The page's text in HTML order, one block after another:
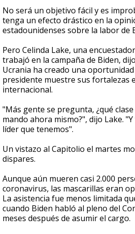
No será un objetivo fácil y es
tenga un efecto drástico en la
estadounidenses sobre la labor de
Pero Celinda Lake, una
trabajó en la campaña de Biden,
Ucrania ha creado una
presidente muestre sus fortalezas
internacional.
"Más gente se pregunta, ¿qué
mando ahora mismo?", dijo Lake.
líder que tenemos".
Un vistazo al Capitolio el martes
dispares.
Aunque aún mueren casi 2.000
coronavirus, las mascarillas eran
La asistencia fue menos limitada
cuando Biden habló al pleno del
meses después de asumir el cargo.